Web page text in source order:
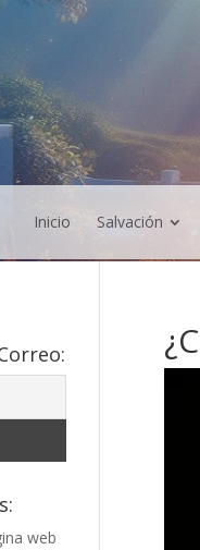
Inicio Salvación
web